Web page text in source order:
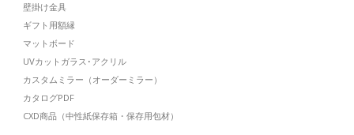
壁掛け金具
ギフト用額縁
マットボード
UVカットガラス･アクリル
カスタムミラー（オーダーミラー）
カタログPDF
CXD商品（中性紙保存箱・保存用包材）